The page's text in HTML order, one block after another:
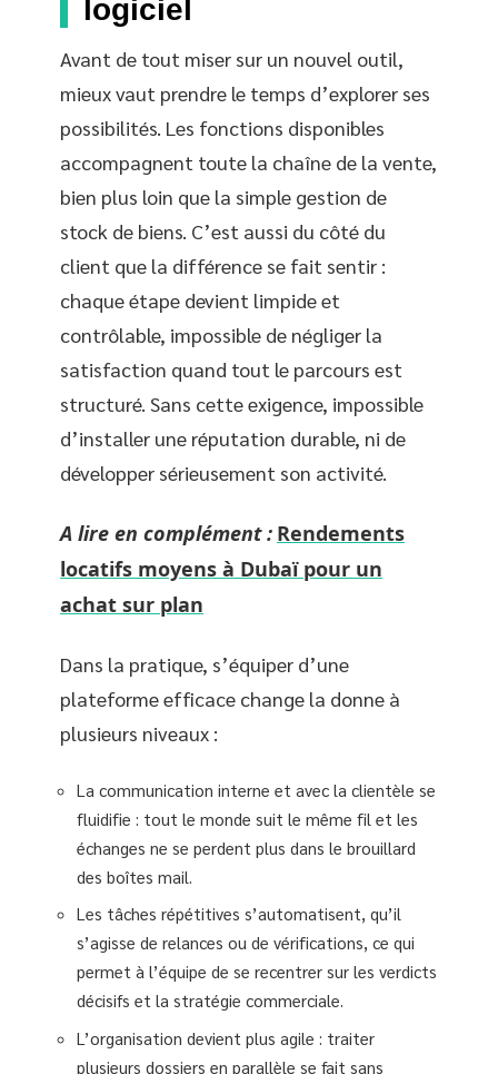
logiciel
Avant de tout miser sur un nouvel outil,
mieux vaut prendre le temps d’explorer ses
possibilités. Les fonctions disponibles
accompagnent toute la chaîne de la vente,
bien plus loin que la simple gestion de
stock de biens. C’est aussi du côté du
client que la différence se fait sentir :
chaque étape devient limpide et
contrôlable, impossible de négliger la
satisfaction quand tout le parcours est
structuré. Sans cette exigence, impossible
d’installer une réputation durable, ni de
développer sérieusement son activité.
A lire en complément : Rendements
locatifs moyens à Dubaï pour un
achat sur plan
Dans la pratique, s’équiper d’une
plateforme efficace change la donne à
plusieurs niveaux :
La communication interne et avec la clientèle se
fluidifie : tout le monde suit le même fil et les
échanges ne se perdent plus dans le brouillard
des boîtes mail.
Les tâches répétitives s’automatisent, qu’il
s’agisse de relances ou de vérifications, ce qui
permet à l’équipe de se recentrer sur les verdicts
décisifs et la stratégie commerciale.
L’organisation devient plus agile : traiter
plusieurs dossiers en parallèle se fait sans